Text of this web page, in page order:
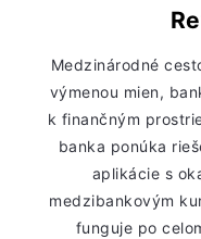
Medzinárodné
výmenou mien,
k finančným
banka ponúka
aplikácie s
medzibankovým
funguje po